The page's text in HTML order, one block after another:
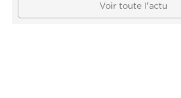
Voir toute l'actu